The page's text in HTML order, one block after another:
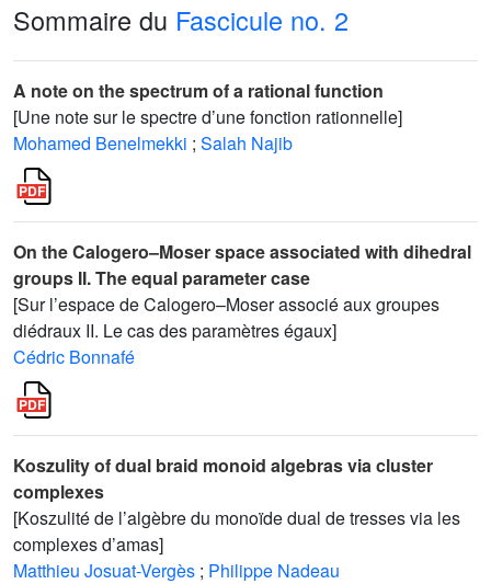
Sommaire du Fascicule no. 2
A note on the spectrum of a rational function
[Une note sur le spectre d’une fonction rationnelle]
Mohamed Benelmekki ; Salah Najib
On the Calogero–Moser space associated with dihedral
groups II. The equal parameter case
[Sur l’espace de Calogero–Moser associé aux groupes
diédraux II. Le cas des paramètres égaux]
Cédric Bonnafé
Koszulity of dual braid monoid algebras via cluster
complexes
[Koszulité de l’algèbre du monoïde dual de tresses via les
complexes d’amas]
Matthieu Josuat-Vergès ; Philippe Nadeau